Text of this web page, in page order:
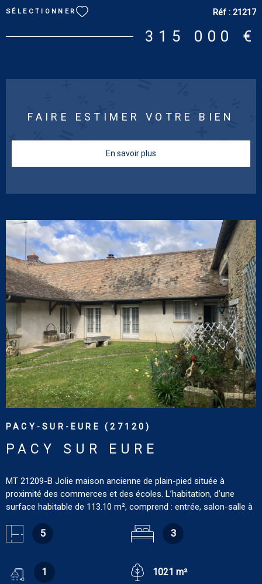
électrique, double vitrage, toiture isolée. DPE : E. GES : C.
Estimation des coûts annuels d'énergie du logement pour une
utilisation standard : entre 4 060 € et 5 530 € [prix moyens des
énergies indexés sur les années 2021, 2022 et 2023
SÉLECTIONNER Réf : 21217
315 000 €
FAIRE ESTIMER VOTRE BIEN
En savoir plus
PACY-SUR-EURE (27120)
PACY SUR EURE
MT 21209-B Jolie maison ancienne de plain-pied située à
proximité des commerces et des écoles. L’habitation, d’une
surface habitable de 113.10 m², comprend : entrée, salon-salle à
m², trois chambres dont une avec cheminée insert (20.14 m²,
14.41 m² et 10.85 m²), salle de douches de 5.90 m², wc de 2.11
m² avec lave-mains. Grenier sur le tout. Dépendances : préau,
5 3
1 1021 m²
VOIR LE BIEN